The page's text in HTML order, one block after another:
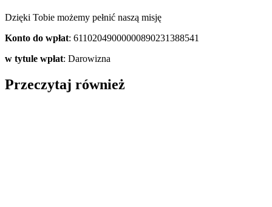
Dzięki Tobie możemy pełnić naszą misję
Konto do wpłat: 61102049000000890231388541
w tytule wpłat: Darowizna
Przeczytaj również